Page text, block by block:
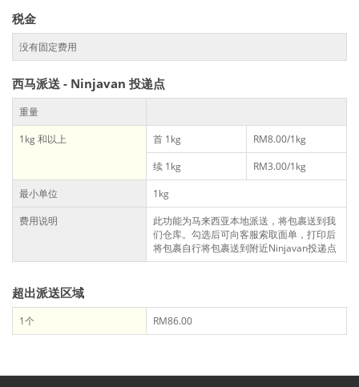
税金
没有固定费用
西马派送 - Ninjavan 投递点
重量
1kg 和以上
首 1kg
RM8.00/1kg
续 1kg
RM3.00/1kg
最小单位
1kg
费用说明
此功能为马来西亚本地派送，将包裹送到我
们仓库。勾选后可向客服索取面单，打印后
将包裹自行将包裹送到附近Ninjavan投递点
超出派送区域
1个 RM86.00